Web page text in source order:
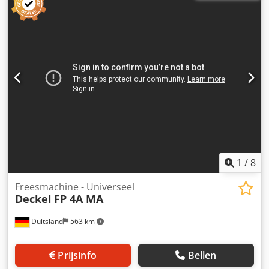
1 /8
Duitsland 563 km
Freesmachine - Universeel
Deckel FP 4A MA
Prijsinfo Bellen